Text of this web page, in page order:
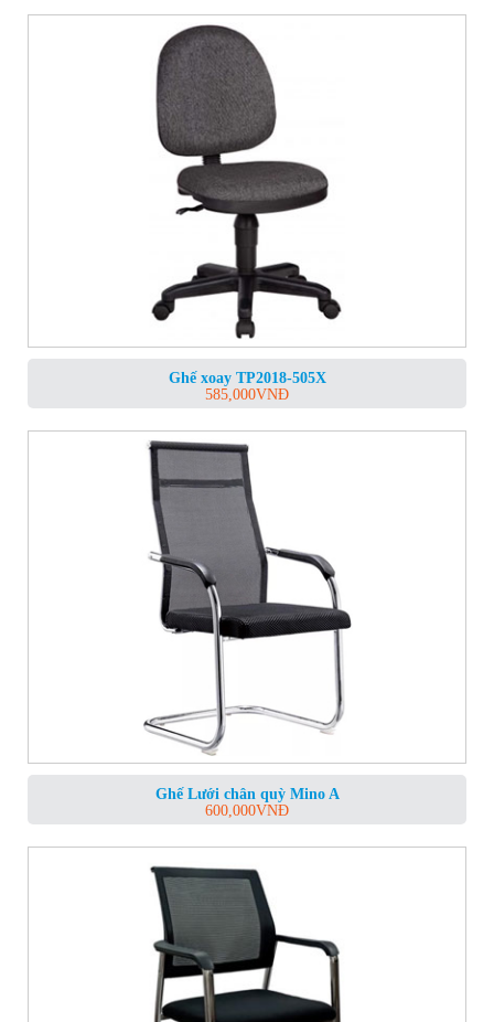
Ghế xoay TP2018-505X
585,000VNĐ
Ghế Lưới chân quỳ Mino A
600,000VNĐ